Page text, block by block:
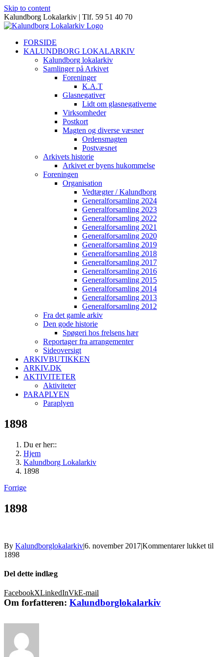
Skip to content
Kalundborg Lokalarkiv | Tlf. 59 51 40 70
FORSIDE
KALUNDBORG LOKALARKIV
Kalundborg lokalarkiv
Samlinger på Arkivet
Foreninger
K.A.T
Glasnegativer
Lidt om glasnegativerne
Virksomheder
Postkort
Magten og diverse væsner
Ordensmagten
Postvæsnet
Arkivets historie
Arkivet er byens hukommelse
Foreningen
Organisation
Vedtægter / Kalundborg
Generalforsamling 2024
Generalforsamling 2023
Generalforsamling 2022
Generalforsamling 2021
Generalforsamling 2020
Generalforsamling 2019
Generalforsamling 2018
Generalforsamling 2017
Generalforsamling 2016
Generalforsamling 2015
Generalforsamling 2014
Generalforsamling 2013
Generalforsamling 2012
Fra det gamle arkiv
Den gode historie
Spøgeri hos frelsens hær
Reportager fra arrangementer
Sideoversigt
ARKIVBUTIKKEN
ARKIV.DK
AKTIVITETER
Aktiviteter
PARAPLYEN
Paraplyen
1898
Du er her::
Hjem
Kalundborg Lokalarkiv
1898
Forrige
1898
By Kalundborglokalarkiv|6. november 2017|Kommentarer lukket til
1898
Del dette indlæg
FacebookXLinkedInVkE-mail
Om forfatteren: Kalundborglokalarkiv